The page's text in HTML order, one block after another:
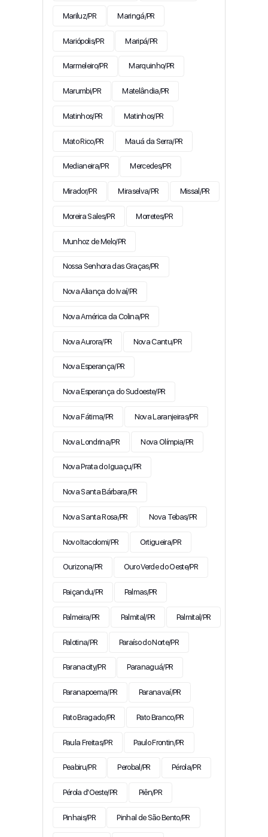
Mariluz/PR Maringá/PR
Mariópolis/PR Maripá/PR
Marmeleiro/PR Marquinho/PR
Marumbi/PR Matelândia/PR
Matinhos/PR Matinhos/PR
Mato Rico/PR Mauá da Serra/PR
Medianeira/PR Mercedes/PR
Mirador/PR Miraselva/PR Missal/PR
Moreira Sales/PR Morretes/PR
Munhoz de Melo/PR
Nossa Senhora das Graças/PR
Nova Aliança do Ivaí/PR
Nova América da Colina/PR
Nova Aurora/PR Nova Cantu/PR
Nova Esperança/PR
Nova Esperança do Sudoeste/PR
Nova Fátima/PR Nova Laranjeiras/PR
Nova Londrina/PR Nova Olímpia/PR
Nova Prata do Iguaçu/PR
Nova Santa Bárbara/PR
Nova Santa Rosa/PR Nova Tebas/PR
Novo Itacolomi/PR Ortigueira/PR
Ourizona/PR Ouro Verde do Oeste/PR
Paiçandu/PR Palmas/PR
Palmeira/PR Palmital/PR Palmital/PR
Palotina/PR Paraíso do Norte/PR
Paranacity/PR Paranaguá/PR
Paranapoema/PR Paranavaí/PR
Pato Bragado/PR Pato Branco/PR
Paula Freitas/PR Paulo Frontin/PR
Peabiru/PR Perobal/PR Pérola/PR
Pérola d'Oeste/PR Piên/PR
Pinhais/PR Pinhal de São Bento/PR